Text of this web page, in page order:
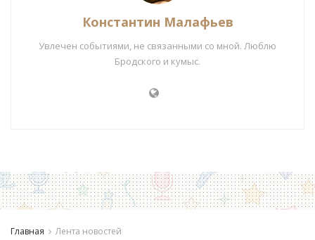
Константин Малафьев
Увлечен событиями, не связанными со мной. Люблю
Бродского и кумыс.
Главная Лента новостей